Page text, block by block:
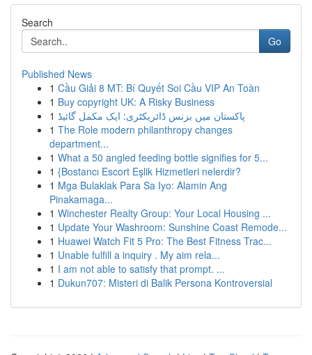
Search
Go
Published News
1 Cầu Giải 8 MT: Bí Quyết Soi Cầu VIP An Toàn
1 Buy copyright UK: A Risky Business
1 پاکستان میں بزنس ڈائریکٹری: ایک مکمل گائیڈ
1 The Role modern philanthropy changes
department...
1 What a 50 angled feeding bottle signifies for 5...
1 {Bostancı Escort Eşlik Hizmetleri nelerdir?
1 Mga Bulaklak Para Sa Iyo: Alamin Ang
Pinakamaga...
1 Winchester Realty Group: Your Local Housing ...
1 Update Your Washroom: Sunshine Coast Remode...
1 Huawei Watch Fit 5 Pro: The Best Fitness Trac...
1 Unable fulfill a inquiry . My aim rela...
1 I am not able to satisfy that prompt. ...
1 Dukun707: Misteri di Balik Persona Kontroversial